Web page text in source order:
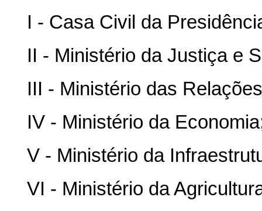
I - Casa Civil da
II - Ministério da Justiça e
III - Ministério das
IV - Ministério da
V - Ministério da
VI - Ministério da